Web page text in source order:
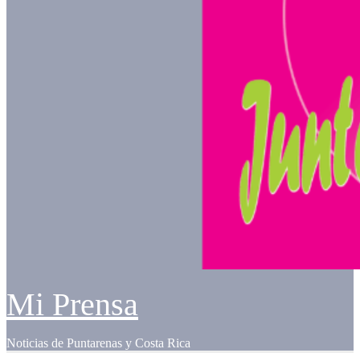
Mi Prensa
Noticias de Puntarenas y Costa Rica